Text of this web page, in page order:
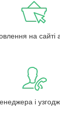
на сайті
і